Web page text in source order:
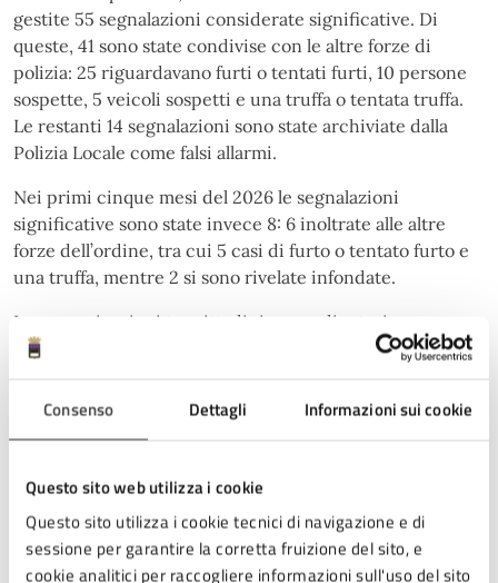
Consenso Dettagli Informazioni sui cookie
Questo sito web utilizza i cookie
Questo sito utilizza i cookie tecnici di navigazione e di
sessione per garantire la corretta fruizione del sito, e
cookie analitici per raccogliere informazioni sull'uso del sito
gestite 55 segnalazioni considerate significative. Di
queste, 41 sono state condivise con le altre forze di
polizia: 25 riguardavano furti o tentati furti, 10 persone
sospette, 5 veicoli sospetti e una truffa o tentata truffa.
Le restanti 14 segnalazioni sono state archiviate dalla
Polizia Locale come falsi allarmi.
Nei primi cinque mesi del 2026 le segnalazioni
significative sono state invece 8: 6 inoltrate alle altre
forze dell’ordine, tra cui 5 casi di furto o tentato furto e
una truffa, mentre 2 si sono rivelate infondate.
Le comunicazioni tra cittadini e coordinatori avvengono
attraverso gruppi WhatsApp dedicati. Dopo una prima
ritenute rilevanti a una chat riservata che coinvolge
esclusivamente il reparto di Polizia sociale. È inoltre
operatori della Polizia locale, pensata per favorire una
L’Assessore Ferrini sottolinea inoltre cheil sistema non